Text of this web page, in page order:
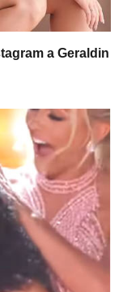
a Geraldin